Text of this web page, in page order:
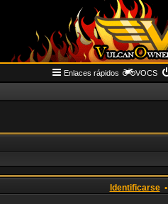
Enlaces rápidos VOCS
Identificarse•